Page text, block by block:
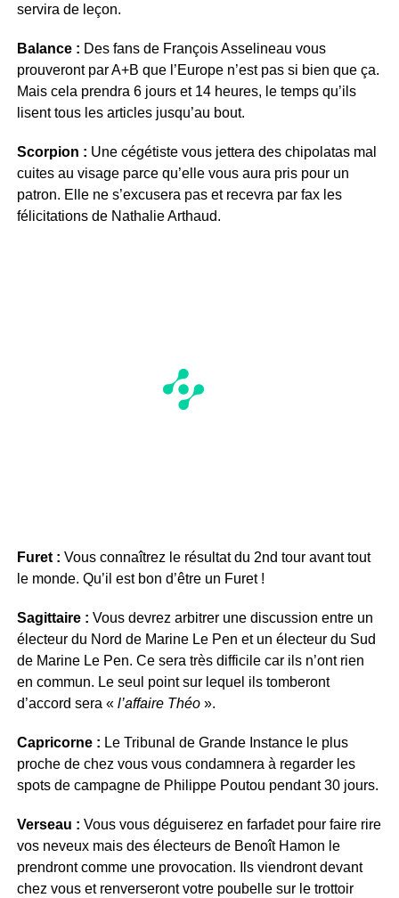
servira de leçon.
Balance : Des fans de François Asselineau vous
prouveront par A+B que l’Europe n’est pas si bien que ça.
Mais cela prendra 6 jours et 14 heures, le temps qu’ils
lisent tous les articles jusqu’au bout.
Scorpion : Une cégétiste vous jettera des chipolatas mal
cuites au visage parce qu’elle vous aura pris pour un
patron. Elle ne s’excusera pas et recevra par fax les
félicitations de Nathalie Arthaud.
Furet : Vous connaîtrez le résultat du 2nd tour avant tout
le monde. Qu’il est bon d’être un Furet !
Sagittaire : Vous devrez arbitrer une discussion entre un
électeur du Nord de Marine Le Pen et un électeur du Sud
de Marine Le Pen. Ce sera très difficile car ils n’ont rien
en commun. Le seul point sur lequel ils tomberont
d’accord sera « l’affaire Théo».
Capricorne : Le Tribunal de Grande Instance le plus
proche de chez vous vous condamnera à regarder les
spots de campagne de Philippe Poutou pendant 30 jours.
Verseau : Vous vous déguiserez en farfadet pour faire rire
vos neveux mais des électeurs de Benoît Hamon le
prendront comme une provocation. Ils viendront devant
chez vous et renverseront votre poubelle sur le trottoir